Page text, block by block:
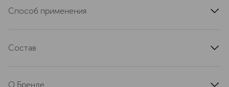
тип кожи
Способ применения
Состав
О Бренде